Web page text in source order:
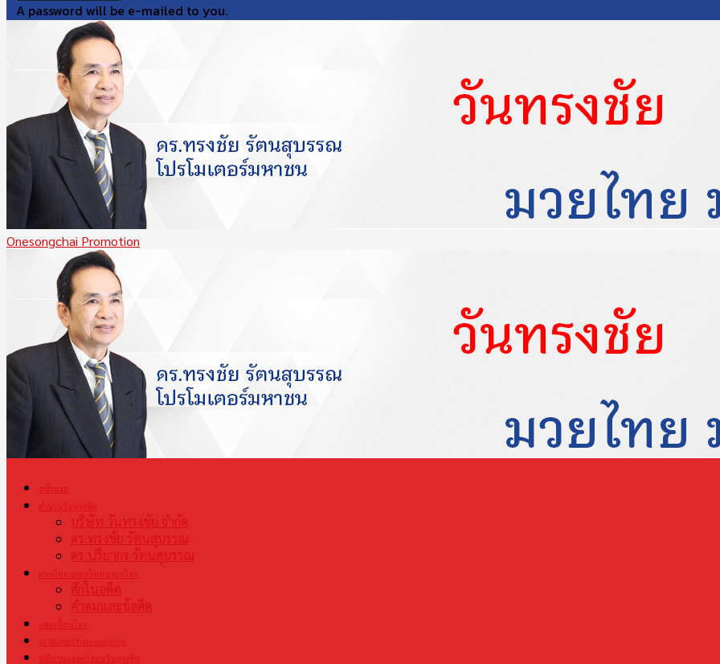
A password will be e-mailed to you.
Onesongchai Promotion
หน้าแรก
ตำนานวันทรงชัย
บริษัท วันทรงชัย จำกัด
ดร.ทรงชัย รัตนสุบรรณ
ดร.ปริยากร รัตนสุบรรณ
มวยไทย มรดกไทย มรดกโลก
ศึกในอดีต
คำคมและข้อคิด
แชมเปี้ยนโลก
S1 World Championship
ปณิธานและคำสอนวันทรงชัย